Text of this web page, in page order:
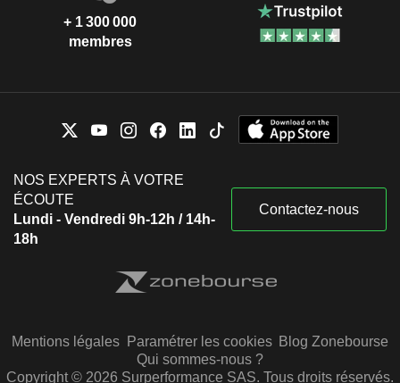
+ 1 300 000
membres
NOS EXPERTS À VOTRE
ÉCOUTE
Lundi - Vendredi 9h-12h / 14h-
18h
Contactez-nous
Mentions légales Paramétrer les cookies Blog Zonebourse
Qui sommes-nous ?
Copyright © 2026 Surperformance SAS. Tous droits réservés.